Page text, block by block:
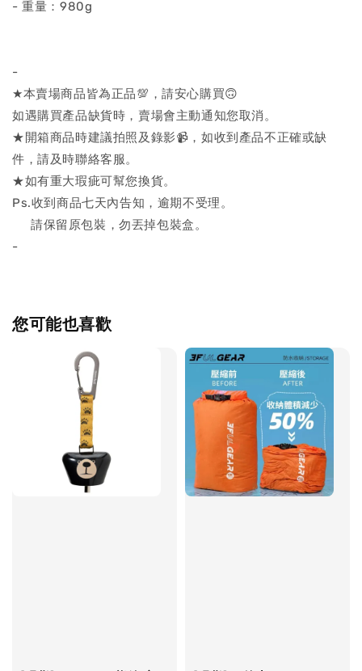
- 重量：980g
-
★本賣場商品皆為正品💯，請安心購買🙃
如遇購買產品缺貨時，賣場會主動通知您取消。
★開箱商品時建議拍照及錄影📹，如收到產品不正確或缺
件，請及時聯絡客服。
★如有重大瑕疵可幫您換貨。
Ps.收到商品七天內告知，逾期不受理。
請保留原包裝，勿丟掉包裝盒。
-
您可能也喜歡